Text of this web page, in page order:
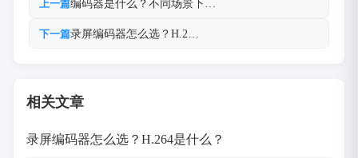
上一篇编码器是什么？不同场景下…
下一篇录屏编码器怎么选？H.2…
相关文章
录屏编码器怎么选？H.264是什么？